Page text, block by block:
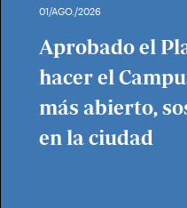
01/AGO./2026
Aprobado el
hacer el
más abierto,
en la ciudad